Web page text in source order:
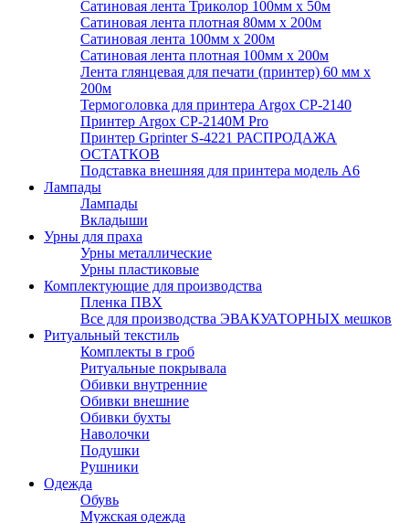
Сатиновая лента Триколор 100мм х 50м
Сатиновая лента плотная 80мм х 200м
Сатиновая лента 100мм х 200м
Сатиновая лента плотная 100мм х 200м
Лента глянцевая для печати (принтер) 60 мм х
200м
Термоголовка для принтера Argox CP-2140
Принтер Argox CP-2140M Pro
Принтер Gprinter S-4221 РАСПРОДАЖА
ОСТАТКОВ
Подставка внешняя для принтера модель А6
Лампады
Лампады
Вкладыши
Урны для праха
Урны металлические
Урны пластиковые
Комплектующие для производства
Пленка ПВХ
Все для производства ЭВАКУАТОРНЫХ мешков
Ритуальный текстиль
Комплекты в гроб
Ритуальные покрывала
Обивки внутренние
Обивки внешние
Обивки бухты
Наволочки
Подушки
Рушники
Одежда
Обувь
Мужская одежда